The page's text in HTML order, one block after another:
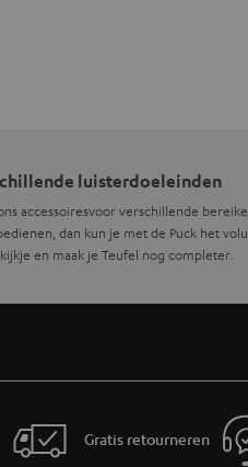
luisterdoeleinden
accessoiresvoor verschillende
dan kun je met de Puck het
en maak je Teufel nog completer.
Gratis retourneren